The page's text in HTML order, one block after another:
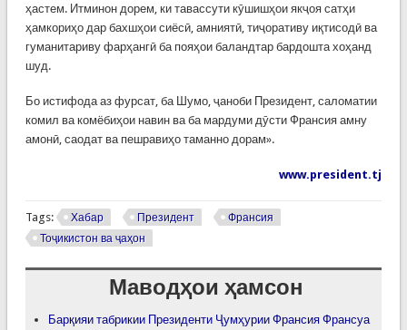
ҳастем. Итминон дорем, ки тавассути кӯшишҳои якҷоя сатҳи
ҳамкориҳо дар бахшҳои сиёсӣ, амниятӣ, тиҷоративу иқтисодӣ ва
гуманитариву фарҳангӣ ба пояҳои баландтар бардошта хоҳанд
шуд.
Бо истифода аз фурсат, ба Шумо, ҷаноби Президент, саломатии
комил ва комёбиҳои навин ва ба мардуми дӯсти Франсия амну
амонӣ, саодат ва пешравиҳо таманно дорам».​
www.president.tj
Tags: Хабар Президент
Франсия
Тоҷикистон ва ҷаҳон
Маводҳои ҳамсон
Барқияи табрикии Президенти Ҷумҳурии Франсия Франсуа